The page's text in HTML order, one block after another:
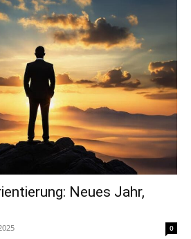
Neues Jahr,
0